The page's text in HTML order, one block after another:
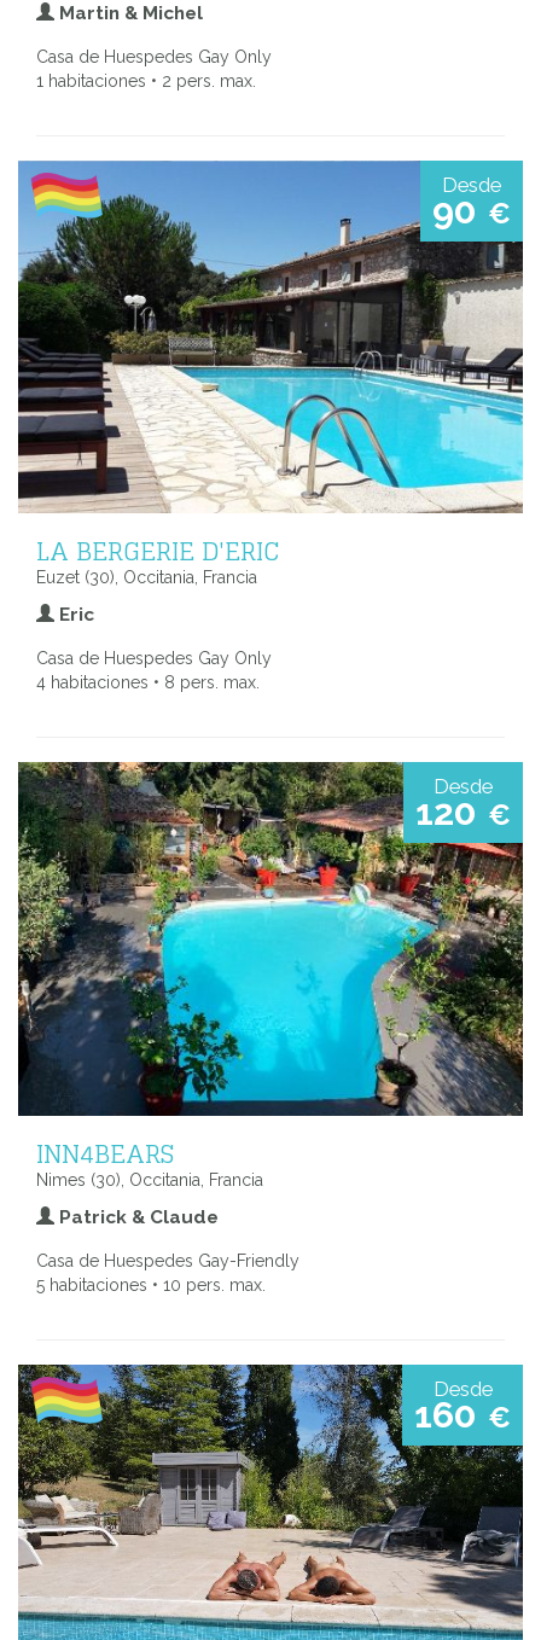
Martin & Michel
Casa de Huespedes Gay Only
1 habitaciones • 2 pers. max.
Desde
90 €
LA BERGERIE D'ERIC
Euzet (30), Occitania, Francia
Eric
Casa de Huespedes Gay Only
4 habitaciones • 8 pers. max.
Desde
120 €
INN4BEARS
Nimes (30), Occitania, Francia
Patrick & Claude
Casa de Huespedes Gay-Friendly
5 habitaciones • 10 pers. max.
Desde
160 €